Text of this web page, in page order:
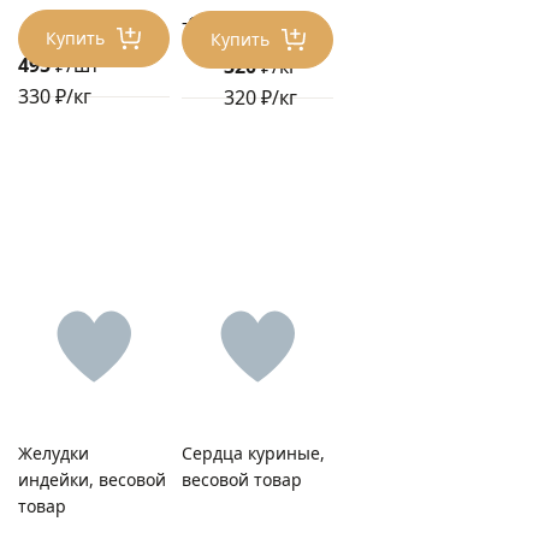
Купить
495₽/шт
330 ₽/кг
Купить
-17% 384 ₽/кг
320₽/кг
320 ₽/кг
Желудки
индейки, весовой
товар
Сердца куриные,
весовой товар